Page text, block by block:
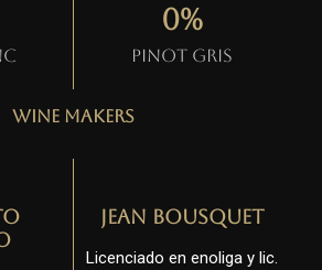
Pinot gris
0%
Wine Makers
Jean Bousquet
Licenciado en enoliga y lic.